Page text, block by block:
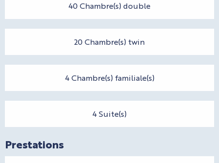
40 Chambre(s) double
20 Chambre(s) twin
4 Chambre(s) familiale(s)
4 Suite(s)
Prestations